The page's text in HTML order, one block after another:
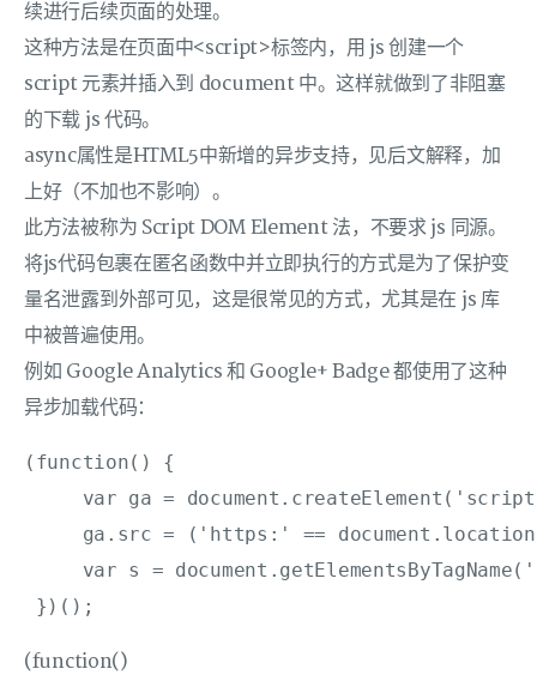
续进行后续页面的处理。
这种方法是在页面中<script>标签内，用 js 创建一个
script 元素并插入到 document 中。这样就做到了非阻塞
的下载 js 代码。
async属性是HTML5中新增的异步支持，见后文解释，加
上好（不加也不影响）。
此方法被称为 Script DOM Element 法，不要求 js 同源。
将js代码包裹在匿名函数中并立即执行的方式是为了保护变
量名泄露到外部可见，这是很常见的方式，尤其是在 js 库
中被普遍使用。
例如 Google Analytics 和 Google+ Badge 都使用了这种
异步加载代码：
(function() {
var ga =
ga.src = ('https:' ==
var s =
})();
(function()